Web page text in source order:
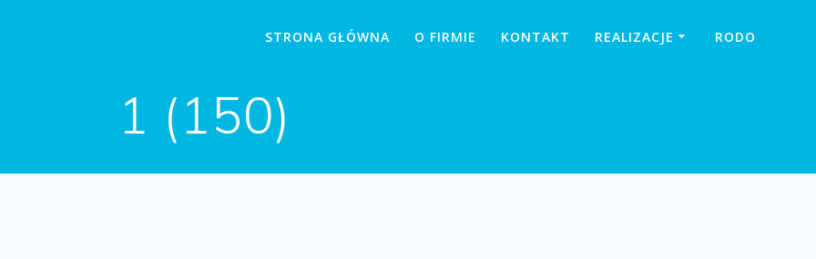
STRONA GŁÓWNA O FIRMIE KONTAKT REALIZACJE RODO
1 (150)